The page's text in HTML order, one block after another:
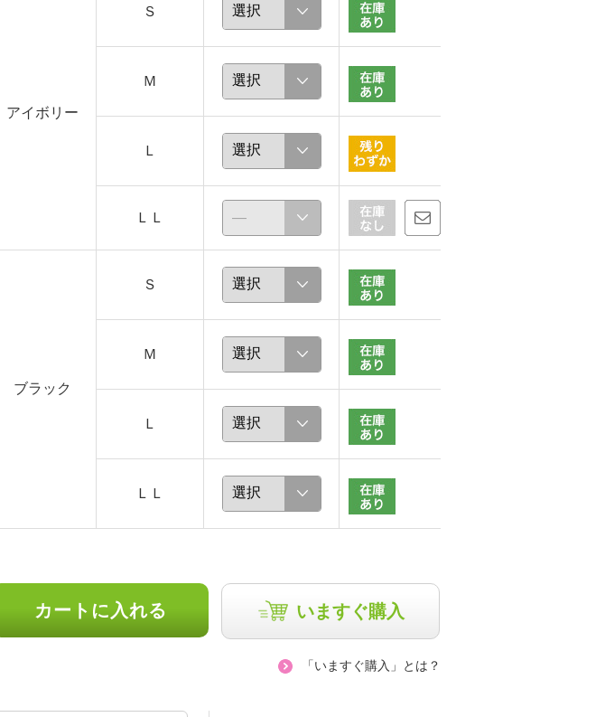
akemingo
156cm
アイボリー
Ｓ
Ｍ
Ｌ
ＬＬ
ブラック
Ｓ
Ｍ
Ｌ
ＬＬ
カートに入れる いますぐ購入
「いますぐ購入」とは？